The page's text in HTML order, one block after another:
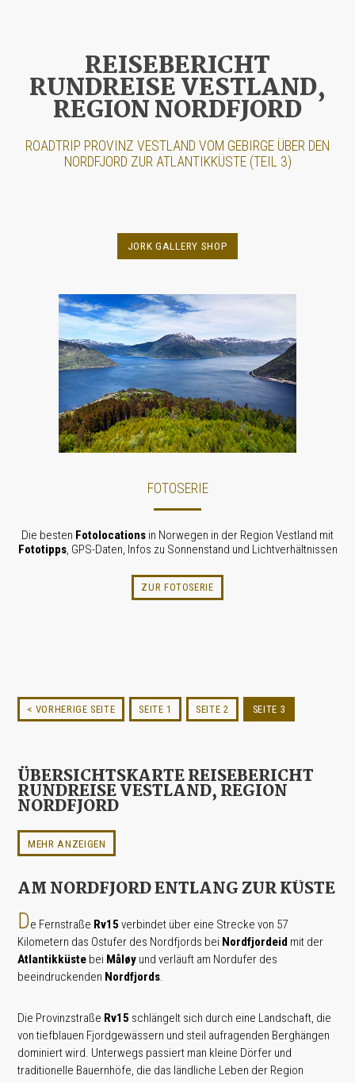
REISEBERICHT
RUNDREISE VESTLAND,
REGION NORDFJORD
ROADTRIP PROVINZ VESTLAND VOM GEBIRGE ÜBER DEN
NORDFJORD ZUR ATLANTIKKÜSTE (TEIL 3)
JORK GALLERY SHOP
FOTOSERIE
Die besten Fotolocations in Norwegen in der Region Vestland mit
Fototipps, GPS-Daten, Infos zu Sonnenstand und Licht­verhält­nissen
ZUR FOTOSERIE
< VORHERIGE SEITE SEITE 1 SEITE 2 SEITE 3
ÜBERSICHTSKARTE REISEBERICHT
RUNDREISE VESTLAND, REGION
NORDFJORD
MEHR ANZEIGEN
AM NORDFJORD ENTLANG ZUR KÜSTE
De Fernstraße Rv15 verbindet über eine Strecke von 57
Kilometern das Ostufer des Nordfjords bei Nordfjordeid mit der
Atlantikküste bei Måløy und verläuft am Nordufer des
beeindruckenden Nordfjords.
Die Provinzstraße Rv15 schlängelt sich durch eine Landschaft, die
von tiefblauen Fjordgewässern und steil aufragenden Berghängen
dominiert wird. Unterwegs passiert man kleine Dörfer und
traditionelle Bauernhöfe, die das ländliche Leben der Region